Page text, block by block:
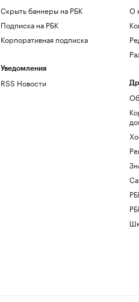
Скрыть баннеры на РБК
Подписка на РБК
Корпоративная подписка
Уведомления
RSS Новости
О